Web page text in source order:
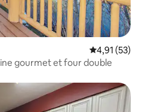
Évaluation
4,91 (53)
gourmet et four double